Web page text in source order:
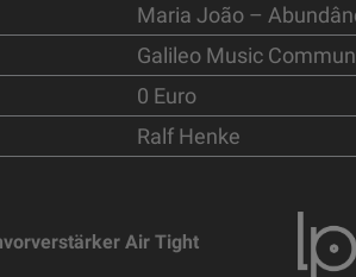
Maria João –
Galileo Music
0 Euro
Ralf Henke
Air Tight